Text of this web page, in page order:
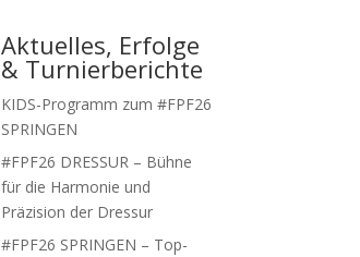
Aktuelles, Erfolge
& Turnierberichte
KIDS-Programm zum #FPF26
SPRINGEN
#FPF26 DRESSUR – Bühne
für die Harmonie und
Präzision der Dressur
#FPF26 SPRINGEN – Top-